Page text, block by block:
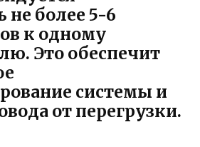
более 5-6
к одному
Это обеспечит
системы и
от перегрузки.